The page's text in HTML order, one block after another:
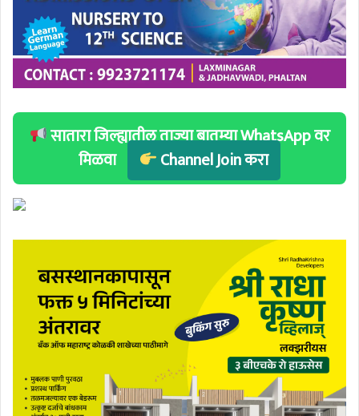
सातारा जिल्ह्यातील ताज्या बातम्या WhatsApp वर
मिळवा
Channel Join करा